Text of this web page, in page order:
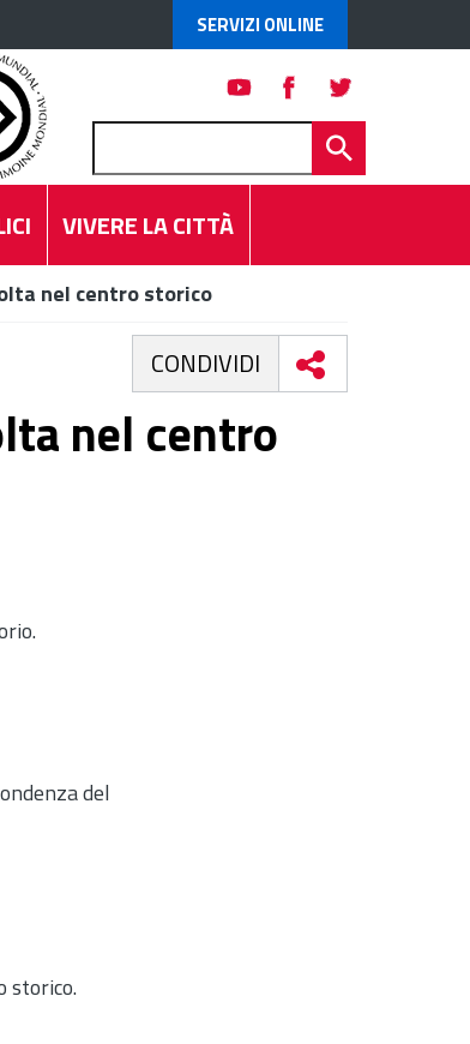
SERVIZI ONLINE
VIVERE LA CITTÀ
nel centro storico
CONDIVIDI
nel centro
del
storico.